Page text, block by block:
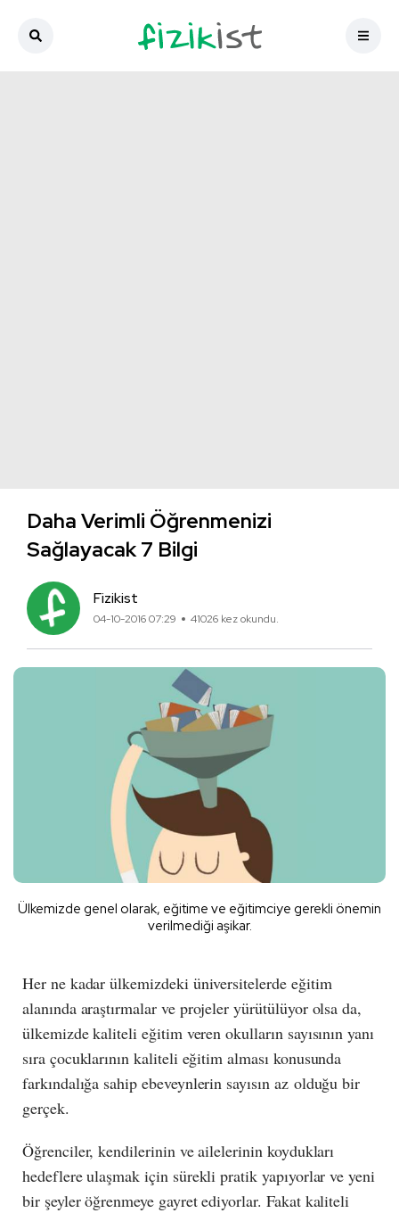
Daha Verimli Öğrenmenizi
Sağlayacak 7 Bilgi
Fizikist
04-10-2016 07:29 41026 kez okundu.
Ülkemizde genel olarak, eğitime ve eğitimciye gerekli önemin
verilmediği aşikar.
Her ne kadar ülkemizdeki üniversitelerde eğitim
alanında araştırmalar ve projeler yürütülüyor olsa da,
ülkemizde kaliteli eğitim veren okulların sayısının yanı
sıra çocuklarının kaliteli eğitim alması konusunda
farkındalığa sahip ebeveynlerin sayısın az olduğu bir
gerçek.
Öğrenciler, kendilerinin ve ailelerinin koydukları
hedeflere ulaşmak için sürekli pratik yapıyorlar ve yeni
bir şeyler öğrenmeye gayret ediyorlar. Fakat kaliteli